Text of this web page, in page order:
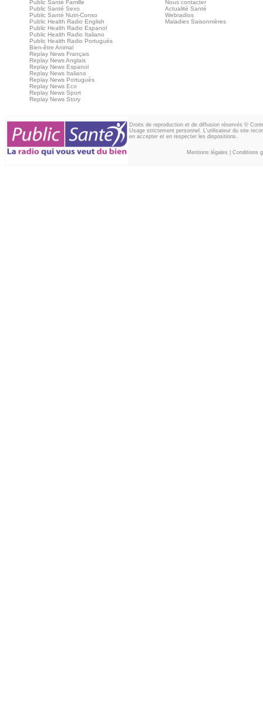
Public Santé Famille
Public Santé Sexo
Public Santé Nutri-Conso
Public Health Radio English
Public Health Radio Espanol
Public Health Radio Italiano
Public Health Radio Portuguès
Bien-être Animal
Replay News Français
Replay News Anglais
Replay News Espanol
Replay News Italiano
Replay News Portuguès
Replay News Eco
Replay News Sport
Replay News Story
Nous contacter
Actualité Santé
Webradios
Maladies Saisonnières
Droits de reproduction et de diffusion réservés ©
Usage strictement personnel. L'utilisateur du site
en accepter et en respecter les dispositions.
Mentions légales Conditions